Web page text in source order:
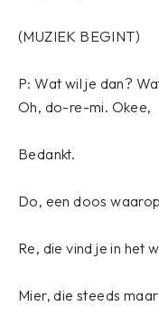
(MUZIEK BEGINT)
P: Wat wil je dan?
Oh, do-re-mi. Okee,
Bedankt.
Do, een doos
Re, die vind je in het
Mier, die steeds